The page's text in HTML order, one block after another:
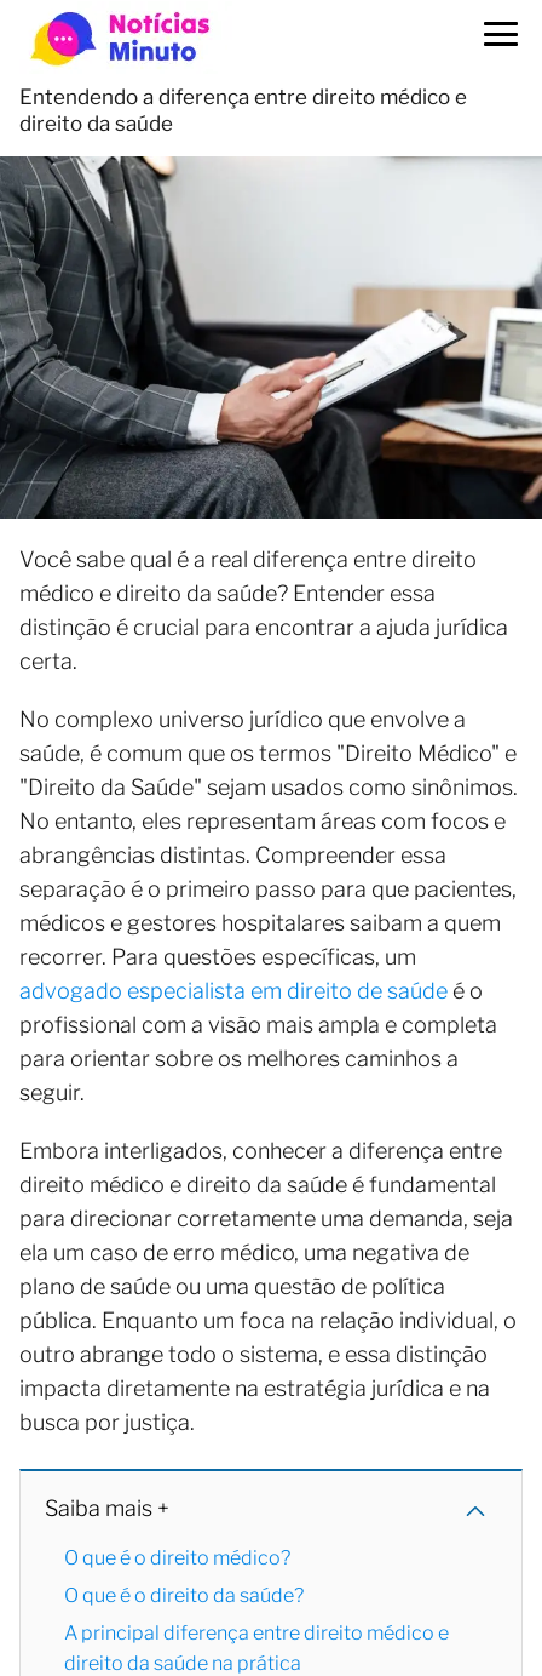
Entendendo a diferença entre direito médico e
direito da saúde
Você sabe qual é a real diferença entre direito
médico e direito da saúde? Entender essa
distinção é crucial para encontrar a ajuda jurídica
certa.
No complexo universo jurídico que envolve a
saúde, é comum que os termos "Direito Médico" e
"Direito da Saúde" sejam usados como sinônimos.
No entanto, eles representam áreas com focos e
abrangências distintas. Compreender essa
separação é o primeiro passo para que pacientes,
médicos e gestores hospitalares saibam a quem
recorrer. Para questões específicas, um
advogado especialista em direito de saúde é o
profissional com a visão mais ampla e completa
para orientar sobre os melhores caminhos a
seguir.
Embora interligados, conhecer a diferença entre
direito médico e direito da saúde é fundamental
para direcionar corretamente uma demanda, seja
ela um caso de erro médico, uma negativa de
plano de saúde ou uma questão de política
pública. Enquanto um foca na relação individual, o
outro abrange todo o sistema, e essa distinção
impacta diretamente na estratégia jurídica e na
busca por justiça.
Saiba mais +
O que é o direito médico?
O que é o direito da saúde?
A principal diferença entre direito médico e
direito da saúde na prática